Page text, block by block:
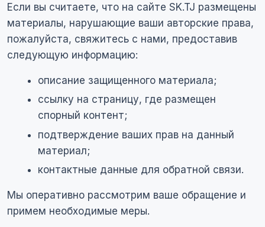
Если вы считаете, что на сайте SK.TJ размещены
материалы, нарушающие ваши авторские права,
пожалуйста, свяжитесь с нами, предоставив
следующую информацию:
описание защищенного материала;
ссылку на страницу, где размещен
спорный контент;
подтверждение ваших прав на данный
материал;
контактные данные для обратной связи.
Мы оперативно рассмотрим ваше обращение и
примем необходимые меры.